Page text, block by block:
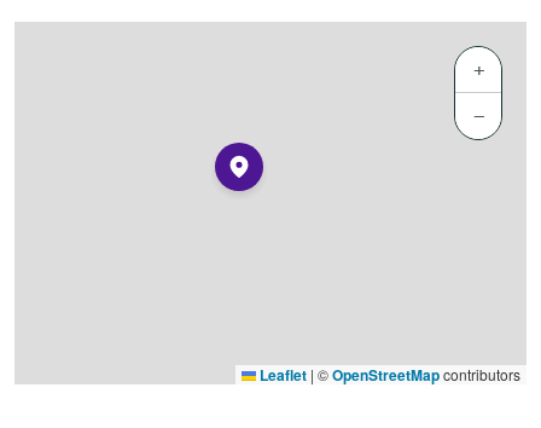
+
−
Leaflet | ©OpenStreetMapcontributors